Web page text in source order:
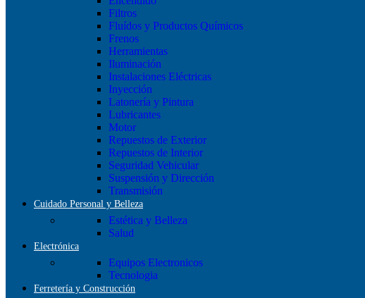
Filtros
Fluídos y Productos Químicos
Frenos
Herramientas
Iluminación
Instalaciones Eléctricas
Inyección
Latonería y Pintura
Lubricantes
Motor
Repuestos de Exterior
Repuestos de Interior
Seguridad Vehicular
Suspensión y Dirección
Transmisión
Cuidado Personal y Belleza
Estética y Belleza
Salud
Electrónica
Equipos Electronicos
Tecnologia
Ferretería y Construcción